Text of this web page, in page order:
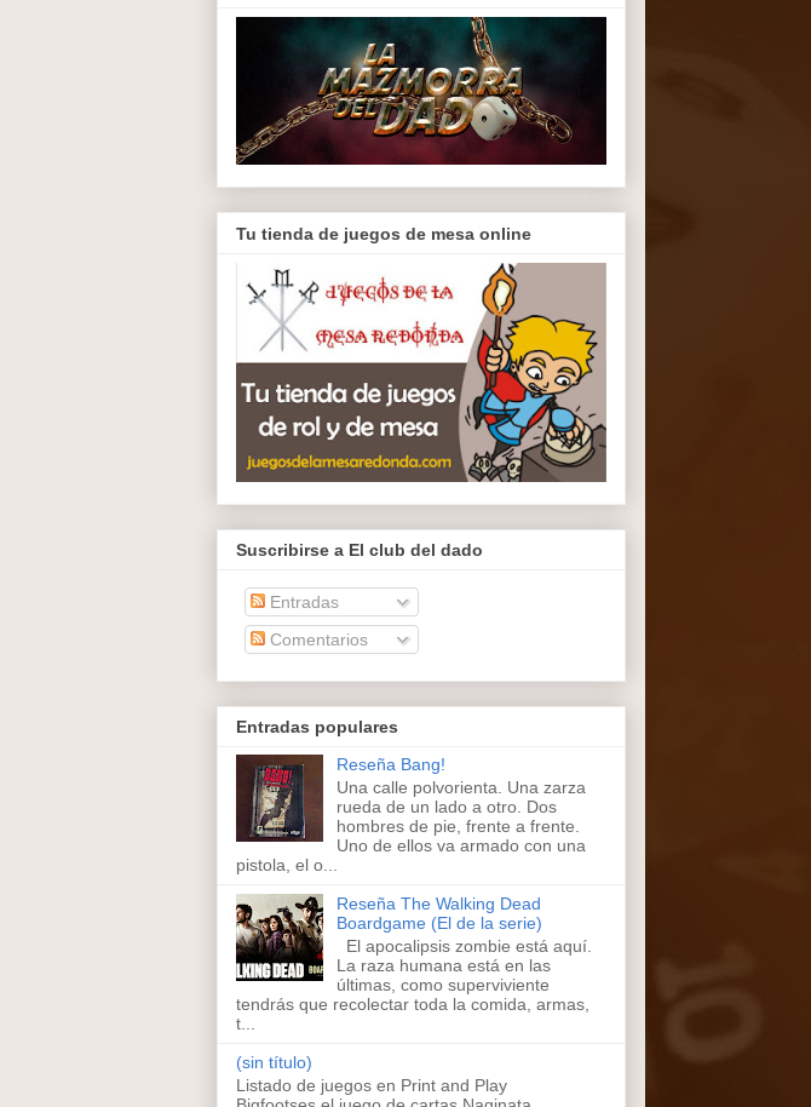
Tu tienda de juegos de mesa online
Suscribirse a El club del dado
Entradas
Comentarios
Entradas populares
Reseña Bang!
Una calle polvorienta. Una zarza
rueda de un lado a otro. Dos
hombres de pie, frente a frente.
Uno de ellos va armado con una
pistola, el o...
Reseña The Walking Dead
Boardgame (El de la serie)
El apocalipsis zombie está aquí.
La raza humana está en las
últimas, como superviviente
tendrás que recolectar toda la comida, armas,
t...
(sin título)
Listado de juegos en Print and Play